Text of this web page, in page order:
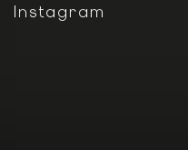
Instagram